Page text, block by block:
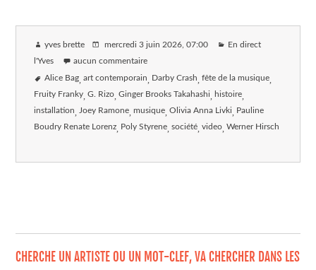
yves brette mercredi 3 juin 2026 , 07:00 En direct
l'Yves aucun commentaire
Alice Bag art contemporain Darby Crash fête de la musique
Fruity Franky G. Rizo Ginger Brooks Takahashi histoire
installation Joey Ramone musique Olivia Anna Livki Pauline
Boudry Renate Lorenz Poly Styrene société video Werner Hirsch
CHERCHE UN ARTISTE OU UN MOT-CLEF, VA CHERCHER DANS LES